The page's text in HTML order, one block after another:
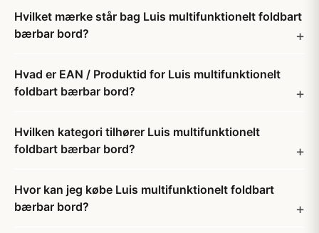
Hvilket mærke står bag Luis multifunktionelt foldbart
bærbar bord?
Hvad er EAN / Produktid for Luis multifunktionelt
foldbart bærbar bord?
Hvilken kategori tilhører Luis multifunktionelt
foldbart bærbar bord?
Hvor kan jeg købe Luis multifunktionelt foldbart
bærbar bord?